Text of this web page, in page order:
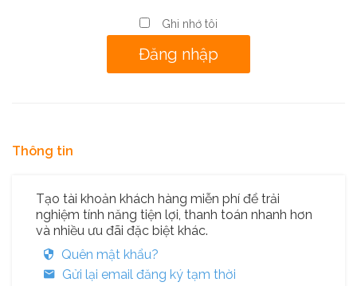
Ghi nhớ tôi
Thông tin
Tạo tài khoản khách hàng miễn phí để trải
nghiệm tính năng tiện lợi, thanh toán nhanh hơn
và nhiều ưu đãi đặc biệt khác.
Quên mật khẩu?
Gửi lại email đăng ký tạm thời